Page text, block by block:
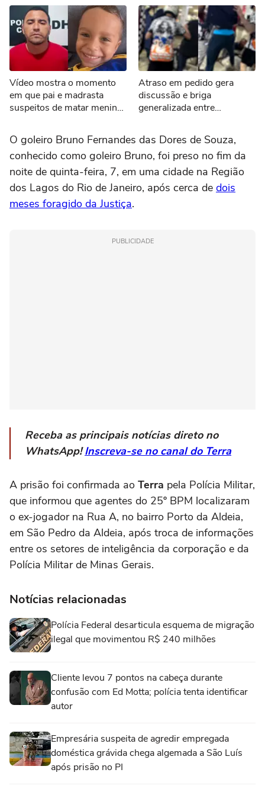
Vídeo mostra o momento
em que pai e madrasta
suspeitos de matar menino
Tocantins
Atraso em pedido gera
discussão e briga
generalizada entre
pizzaria em SP
O goleiro Bruno Fernandes das Dores de Souza,
conhecido como goleiro Bruno, foi preso no fim da
noite de quinta-feira, 7, em uma cidade na Região
dos Lagos do Rio de Janeiro, após cerca de dois
meses foragido da Justiça.
PUBLICIDADE
Receba as principais notícias direto no
WhatsApp!Inscreva-se no canal do Terra
A prisão foi confirmada ao Terra pela Polícia Militar,
que informou que agentes do 25º BPM localizaram
o ex-jogador na Rua A, no bairro Porto da Aldeia,
em São Pedro da Aldeia, após troca de informações
entre os setores de inteligência da corporação e da
Polícia Militar de Minas Gerais.
Notícias relacionadas
Polícia Federal desarticula esquema de migração
ilegal que movimentou R$ 240 milhões
Cliente levou 7 pontos na cabeça durante
confusão com Ed Motta; polícia tenta identificar
autor
Empresária suspeita de agredir empregada
doméstica grávida chega algemada a São Luís
após prisão no PI